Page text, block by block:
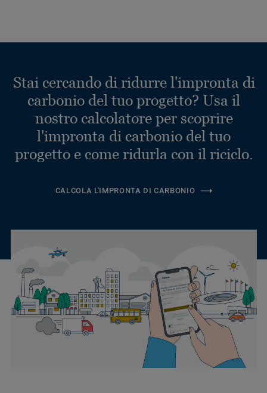
Stai cercando di ridurre l'impronta di
carbonio del tuo progetto? Usa il
nostro calcolatore per scoprire
l'impronta di carbonio del tuo
progetto e come ridurla con il riciclo.
CALCOLA L'IMPRONTA DI CARBONIO